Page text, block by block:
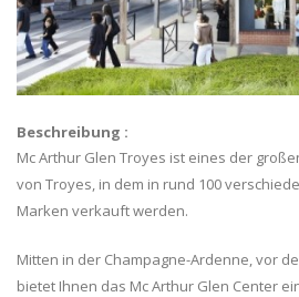
Beschreibung :
Mc Arthur Glen Troyes ist eines der
von Troyes, in dem in rund 100
Marken verkauft werden.
Mitten in der Champagne-Ardenne, vor
bietet Ihnen das Mc Arthur Glen Center